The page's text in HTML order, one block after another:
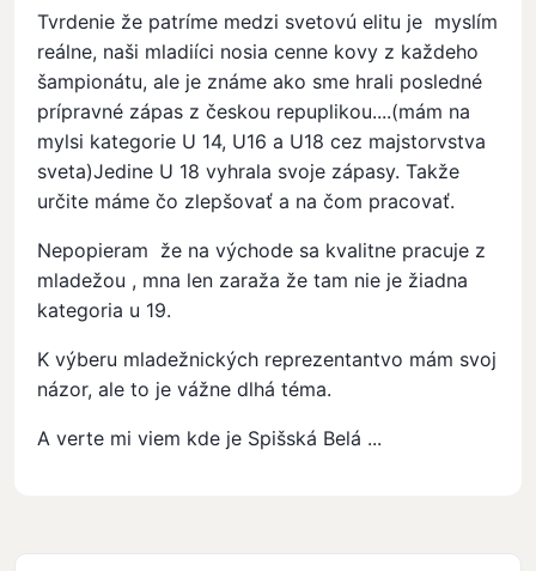
Tvrdenie že patríme medzi svetovú elitu je myslím
reálne, naši mladiíci nosia cenne kovy z každeho
šampionátu, ale je známe ako sme hrali posledné
prípravné zápas z českou repuplikou....(mám na
mylsi kategorie U 14, U16 a U18 cez majstorvstva
sveta)Jedine U 18 vyhrala svoje zápasy. Takže
určite máme čo zlepšovať a na čom pracovať.
Nepopieram že na východe sa kvalitne pracuje z
mladežou , mna len zaraža že tam nie je žiadna
kategoria u 19.
K výberu mladežnických reprezentantvo mám svoj
názor, ale to je vážne dlhá téma.
A verte mi viem kde je Spišská Belá ...